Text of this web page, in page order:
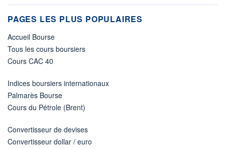
PAGES LES PLUS POPULAIRES
Accueil Bourse
Tous les cours boursiers
Cours CAC 40
Indices boursiers internationaux
Palmarès Bourse
Cours du Pétrole (Brent)
Convertisseur de devises
Convertisseur dollar / euro